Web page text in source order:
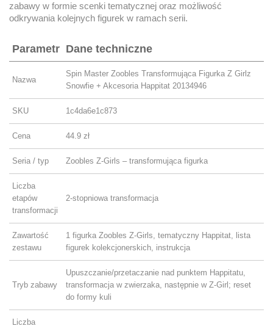
zabawy w formie scenki tematycznej oraz możliwość
odkrywania kolejnych figurek w ramach serii.
Parametr Dane techniczne
Nazwa
Spin Master Zoobles Transformująca Figurka Z Girlz
Snowfie + Akcesoria Happitat 20134946
SKU 1c4da6e1c873
Cena 44.9 zł
Seria / typ Zoobles Z-Girls – transformująca figurka
Liczba
etapów
transformacji
2-stopniowa transformacja
Zawartość
zestawu
1 figurka Zoobles Z-Girls, tematyczny Happitat, lista
figurek kolekcjonerskich, instrukcja
Tryb zabawy
Upuszczanie/przetaczanie nad punktem Happitatu,
transformacja w zwierzaka, następnie w Z-Girl; reset
do formy kuli
Liczba